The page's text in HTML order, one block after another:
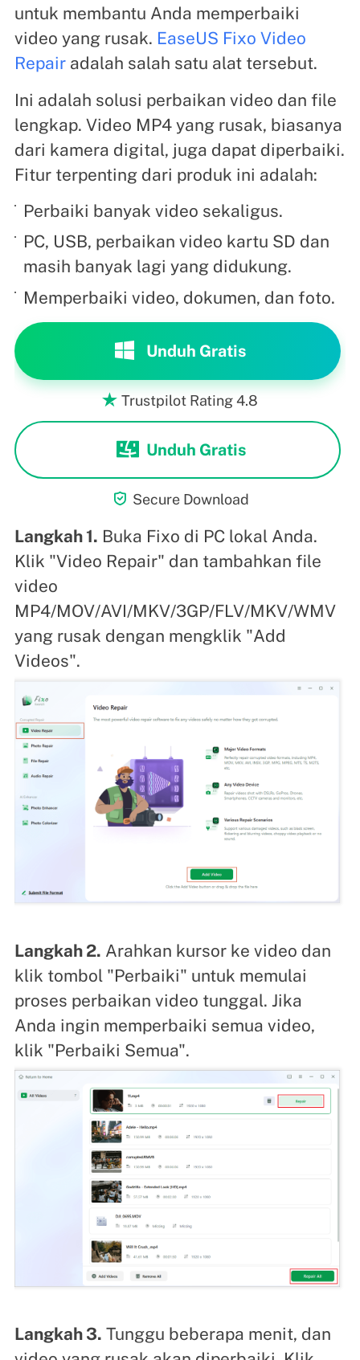
untuk membantu Anda memperbaiki
video yang rusak. EaseUS Fixo Video
Repairadalah salah satu alat tersebut.
Ini adalah solusi perbaikan video dan file
lengkap. Video MP4 yang rusak, biasanya
dari kamera digital, juga dapat diperbaiki.
Fitur terpenting dari produk ini adalah:
Perbaiki banyak video sekaligus.
PC, USB, perbaikan video kartu SD dan
masih banyak lagi yang didukung.
Memperbaiki video, dokumen, dan foto.
Unduh Gratis
 Trustpilot Rating 4.8
Unduh Gratis
 Secure Download
Langkah 1. Buka Fixo di PC lokal Anda.
Klik "Video Repair" dan tambahkan file
video
MP4/MOV/AVI/MKV/3GP/FLV/MKV/WMV
yang rusak dengan mengklik "Add
Videos".
Langkah 2. Arahkan kursor ke video dan
klik tombol "Perbaiki" untuk memulai
proses perbaikan video tunggal. Jika
Anda ingin memperbaiki semua video,
klik "Perbaiki Semua".
Langkah 3. Tunggu beberapa menit, dan